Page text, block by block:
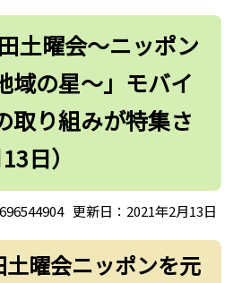
土曜会～ニッポン
域の星～」モバイ
取り組みが特集さ
日）
更新日：2021年2月13日
土曜会ニッポンを元